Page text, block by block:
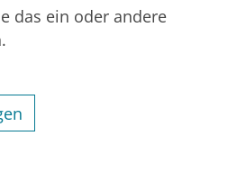
das ein oder andere